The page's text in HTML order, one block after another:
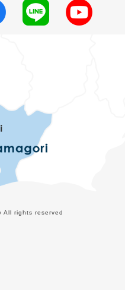
All rights reserved